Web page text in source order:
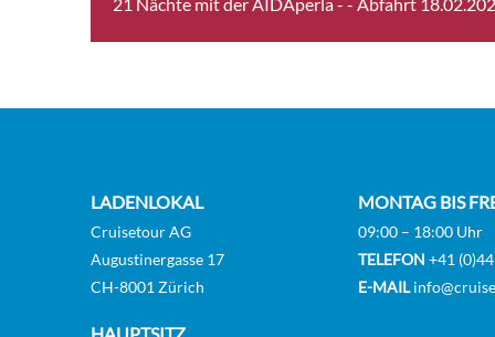
[DL]
LADENLOKAL
Cruisetour AG
Augustinergasse 17
CH-8001 Zürich
MONTAG BIS
09:00 – 18:00 Uhr
TELEFON +41
E-MAIL